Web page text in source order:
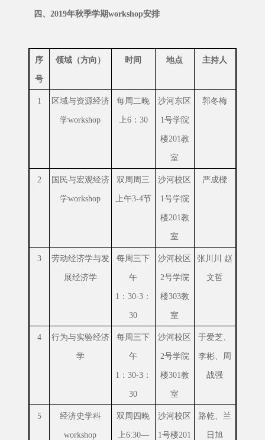
四、2019年秋季学期workshop安排
序
号
领域（方向） 时间 地点 主持人
1
区域与资源经济
学workshop
每周二晚
上6：30
沙河东区
1号学院
楼201教
室
郭冬梅
2
国民与宏观经济
学workshop
双周周三
上午3-4节
沙河校区
1号学院
楼201教
室
严成樑
3
劳动经济学与发
展经济学
每周三下
午
1：30-3：
30
沙河校区
2号学院
楼303教
室
张川川 赵
文哲
4
行为与实验经济
学
每周三下
午
1：30-3：
30
沙河校区
2号学院
楼301教
室
于爱芝、
李彬、周
战强
5
经济史学科
workshop
双周四晚
上6:30—
沙河校区
1号楼201
路乾、兰
日旭